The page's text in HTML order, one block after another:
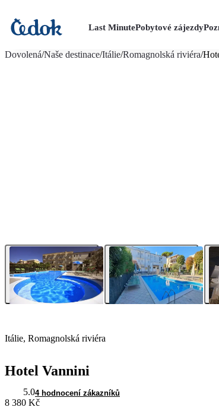
Last MinutePobytové zájezdy
Dovolená/Naše destinace/Itálie/Romagnolská riviéra/
Itálie, Romagnolská riviéra
Hotel Vannini
5.04 hodnocení zákazníků
8 380 Kč